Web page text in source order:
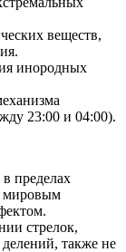
веществ,
инородных
23:00 и 04:00).
пределах
мировым
стрелок,
также не